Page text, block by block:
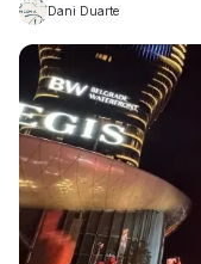
Dani Duarte